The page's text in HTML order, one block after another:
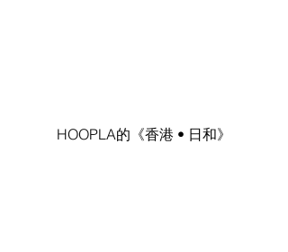
HOOPLA的《香港 • 日和》